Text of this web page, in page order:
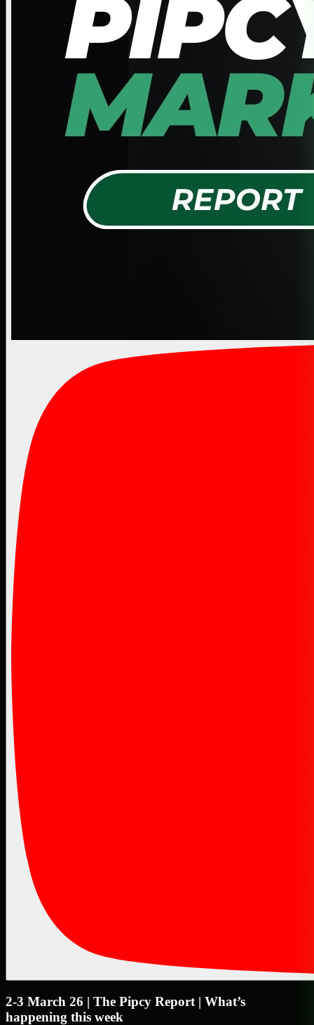
2-3 March 26 | The Pipcy Report | What’s
happening this week